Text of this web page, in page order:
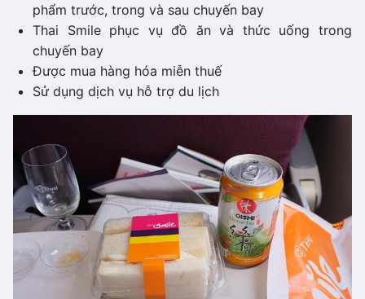
phẩm trước, trong và sau chuyến bay
Thai Smile phục vụ đồ ăn và thức uống trong
chuyến bay
Được mua hàng hóa miễn thuế
Sử dụng dịch vụ hỗ trợ du lịch